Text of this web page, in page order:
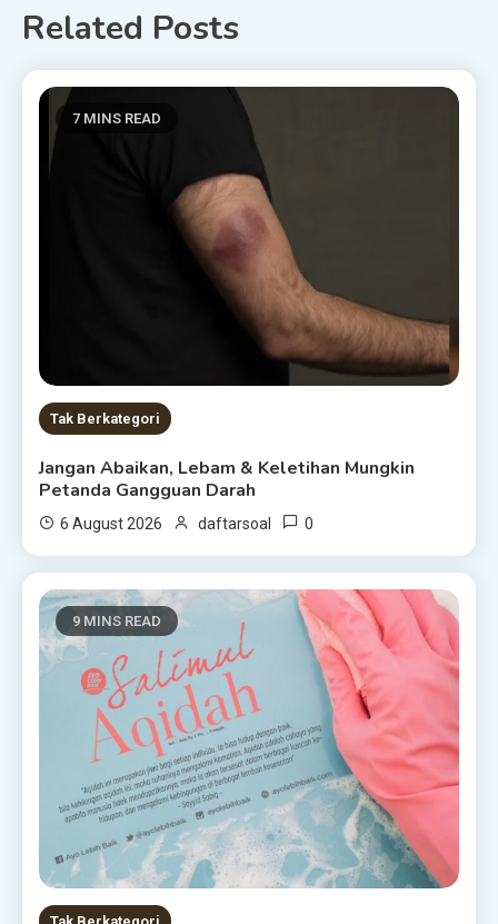
Related Posts
7 MINS READ
Tak Berkategori
Jangan Abaikan, Lebam & Keletihan Mungkin
Petanda Gangguan Darah
6 August 2026 daftarsoal 0
9 MINS READ